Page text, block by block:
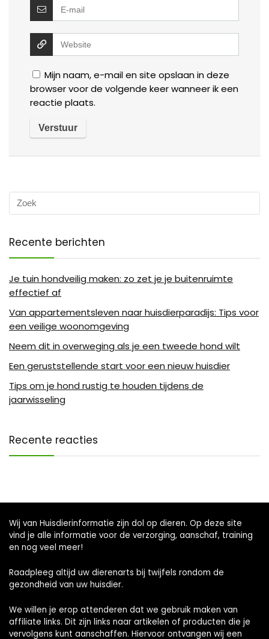
Mijn naam, e-mail en site opslaan in deze
browser voor de volgende keer wanneer ik een
reactie plaats.
Recente berichten
Je tuin hondveilig maken: zo zet je je buitenruimte
effectief af
Van appartementsleven naar huisdierparadijs: Tips voor
een veilige woonomgeving
Neem dit in overweging als je een tweede hond wilt
Een geruststellende start voor een nieuw huisdier
Tips om je hond rustig te houden tijdens de
jaarwisseling
Recente reacties
Wij van Huisdierinformatie zijn dol op dieren. Op deze site
vind je alle informatie voor de verzorging, aanschaf, training
en nog veel meer!
Raadpleeg altijd uw dierenarts bij twijfels rondom de
gezondheid van uw huisdier.
We willen je erop attenderen dat we gebruik maken van
affiliate links. Dit zijn links naar artikelen of producten die je
vervolgens kunt aanschaffen. Hiervoor ontvangen wij een